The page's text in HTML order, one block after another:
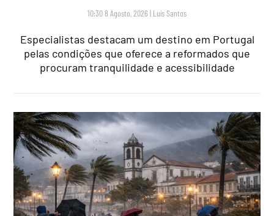
10:30 8 Agosto, 2026 | Luís Santos
Especialistas destacam um destino em Portugal
pelas condições que oferece a reformados que
procuram tranquilidade e acessibilidade